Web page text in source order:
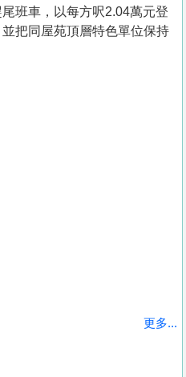
班車，以每方呎2.04萬元登
把同屋苑頂層特色單位保持
更多...